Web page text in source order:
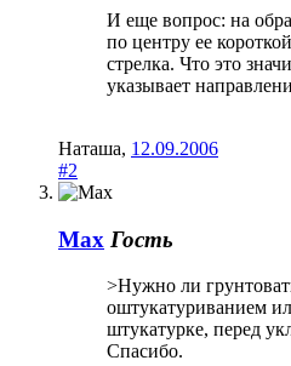
И еще вопрос: на
по центру ее
стрелка. Что это
указывает
Наташа, 12.09.2006
#2
Max Гость
>Нужно ли
оштукатуриванием
штукатурке, перед
Спасибо.